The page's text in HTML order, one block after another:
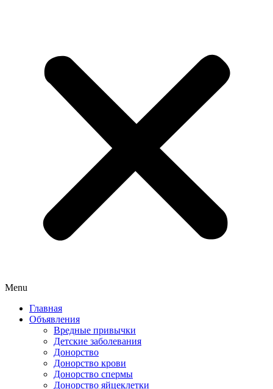
Menu
Главная
Объявления
Вредные привычки
Детские заболевания
Донорство
Донорство крови
Донорство спермы
Донорство яйцеклетки